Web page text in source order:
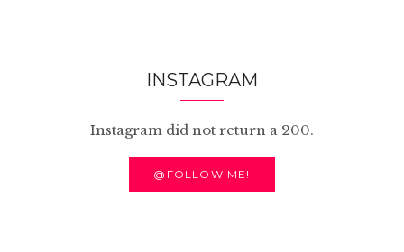
INSTAGRAM
Instagram did not return a 200.
@FOLLOW ME!